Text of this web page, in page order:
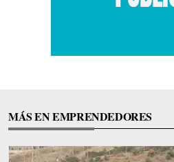
MÁS EN EMPRENDEDORES